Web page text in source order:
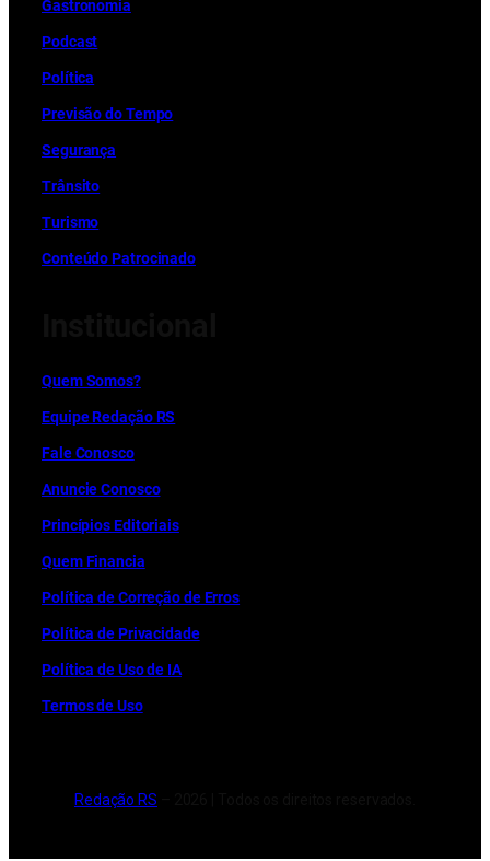
Gastronomia
Podcast
Política
Previsão do Tempo
Segurança
Trânsito
Turismo
Conteúdo Patrocinado
Quem Somos?
Equipe Redação RS
Fale Conosco
Anuncie Conosco
Princípios Editoriais
Quem Financia
Política de Correção de Erros
Política de Privacidade
Política de Uso de IA
Termos de Uso
Redação RS